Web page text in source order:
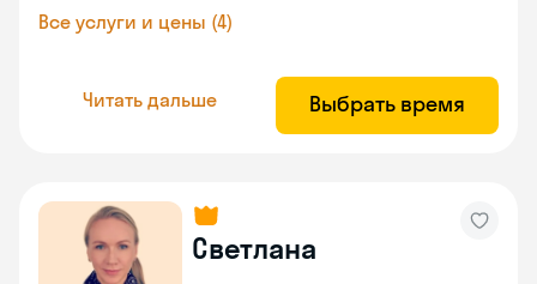
Все услуги и цены (4)
Читать дальше Выбрать время
Светлана